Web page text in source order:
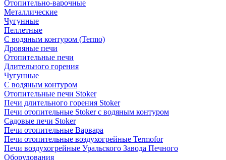
Отопительно-варочные
Металлические
Чугунные
Пеллетные
С водяным контуром (Termo)
Дровяные печи
Отопительные печи
Длительного горения
Чугунные
C водяным контуром
Отопительные печи Stoker
Печи длительного горения Stoker
Печи отопительные Stoker с водяным контуром
Садовые печи Stoker
Печи отопительные Варвара
Печи отопительные воздухогрейные Termofor
Печи воздухогрейные Уральского Завода Печного
Оборудования